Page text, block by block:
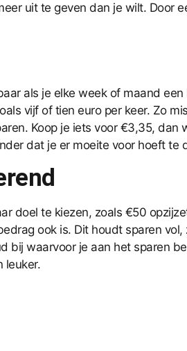
uit te geven dan je wilt. Door
als je elke week of maand
vijf of tien euro per keer. Zo
Koop je iets voor €3,35, dan
dat je er moeite voor hoeft te
doel te kiezen, zoals €50
ook is. Dit houdt sparen
bij waarvoor je aan het sparen
leuker.